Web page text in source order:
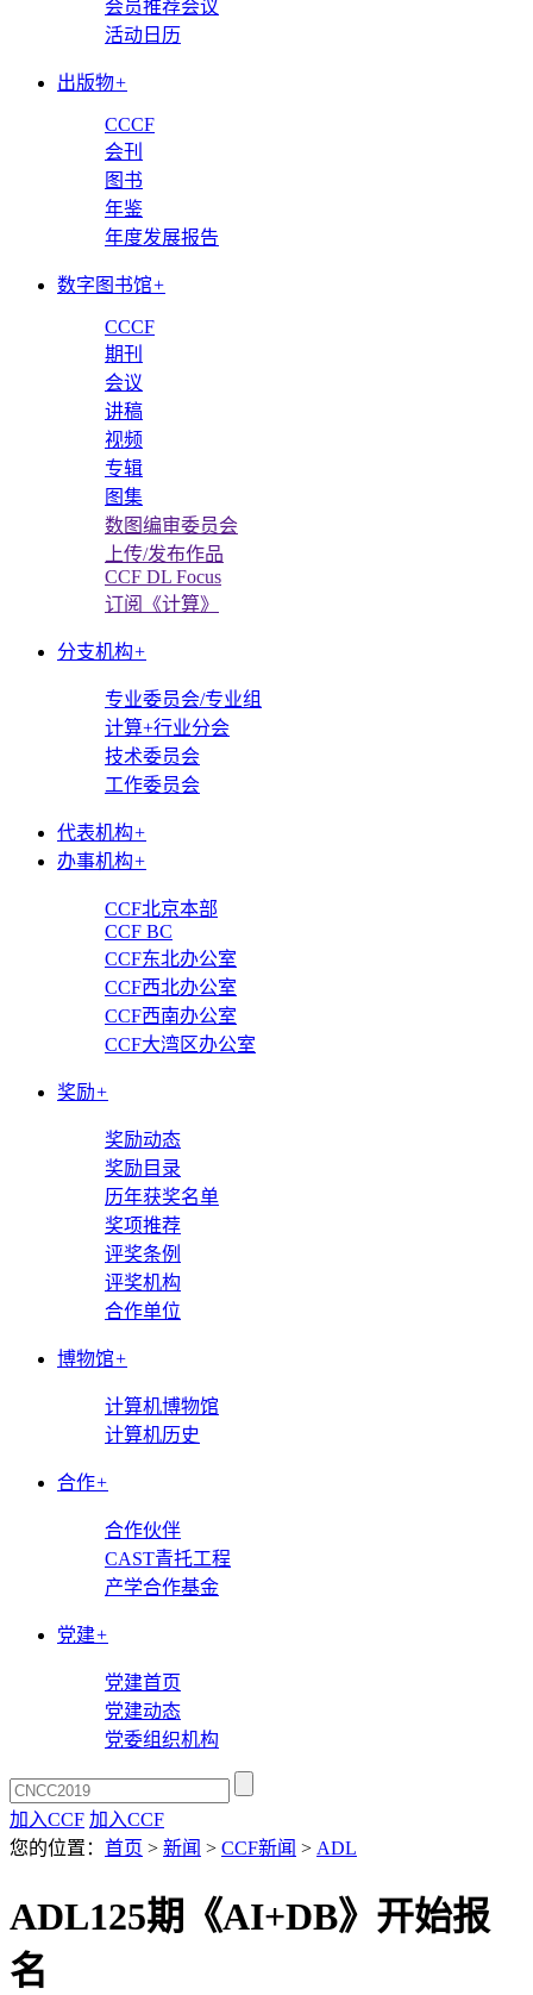
会员推荐会议
活动日历
出版物+
CCCF
会刊
图书
年鉴
年度发展报告
数字图书馆+
CCCF
期刊
会议
讲稿
视频
专辑
图集
数图编审委员会
上传/发布作品
CCF DL Focus
订阅《计算》
分支机构+
专业委员会/专业组
计算+行业分会
技术委员会
工作委员会
代表机构+
办事机构+
CCF北京本部
CCF BC
CCF东北办公室
CCF西北办公室
CCF西南办公室
CCF大湾区办公室
奖励+
奖励动态
奖励目录
历年获奖名单
奖项推荐
评奖条例
评奖机构
合作单位
博物馆+
计算机博物馆
计算机历史
合作+
合作伙伴
CAST青托工程
产学合作基金
党建+
党建首页
党建动态
党委组织机构
加入CCF 加入CCF
您的位置： 首页 > 新闻 > CCF新闻 > ADL
ADL125期《AI+DB》开始报
名